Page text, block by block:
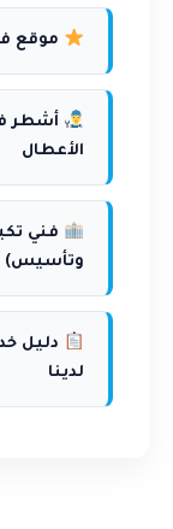
موقع
أشطر
الأعطال
فني
وتأسيس)
دليل
لدينا